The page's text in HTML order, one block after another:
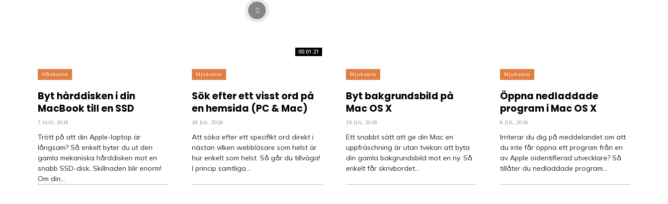
Hårdvara
Byt hårddisken i din
MacBook till en SSD
7 AUG, 2016
Trött på att din Apple-laptop är
långsam? Så enkelt byter du ut den
gamla mekaniska hårddisken mot en
snabb SSD-disk. Skillnaden blir enorm!
Om din...
00:01:21
Mjukvara
Sök efter ett visst ord på
en hemsida (PC & Mac)
18 JUL, 2016
Att söka efter ett specifikt ord direkt i
nästan vilken webbläsare som helst är
hur enkelt som helst. Så går du tillväga!
I princip samtliga...
Mjukvara
Byt bakgrundsbild på
Mac OS X
15 JUL, 2016
Ett snabbt sätt att ge din Mac en
uppfräschning är utan tvekan att byta
din gamla bakgrundsbild mot en ny. Så
enkelt får skrivbordet...
Mjukvara
Öppna nedladdade
program i Mac OS X
6 JUL, 2016
Irriterar du dig på meddelandet om att
du inte får öppna ett program från en
av Apple oidentifierad utvecklare? Så
tillåter du nedladdade program...